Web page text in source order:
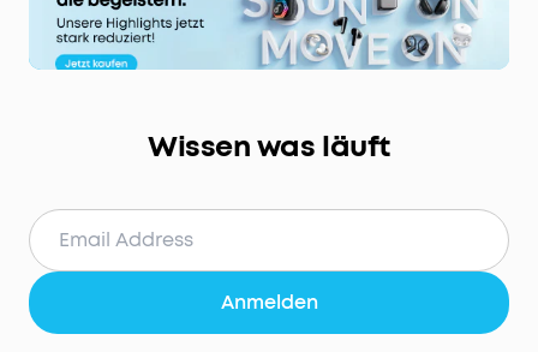
Wissen was läuft
Anmelden